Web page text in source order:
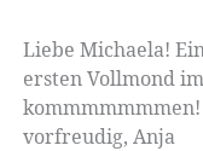
Liebe Michaela!
ersten Vollmond
vorfreudig, Anja